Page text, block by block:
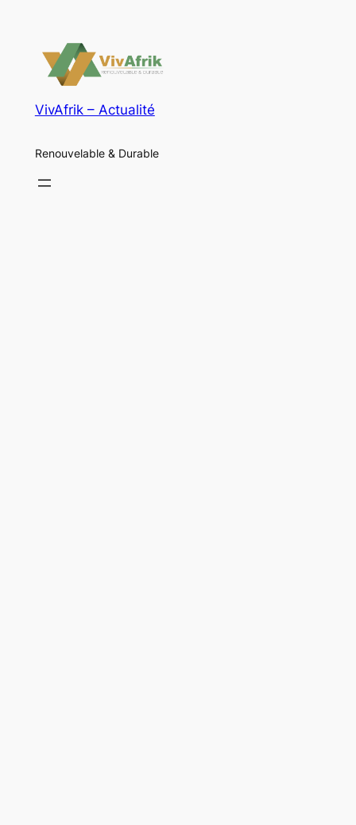
VivAfrik – Actualité
Renouvelable & Durable